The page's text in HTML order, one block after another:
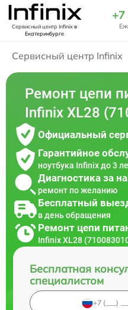
Сервисный центр Infinixв
Екатеринбурге
Сервисный центр Infinix
Ремонт цепи
Infinix XL28
Официальный
Гарантийное
ноутбука Infinix до 3
Диагностика за
ремонт по желанию
Бесплатный
в день обращения
Ремонт цепи
Infinix XL28
Бесплатная
специалистом